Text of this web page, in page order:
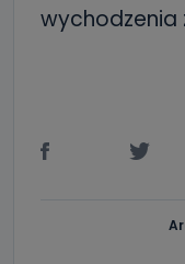
wychodzenia